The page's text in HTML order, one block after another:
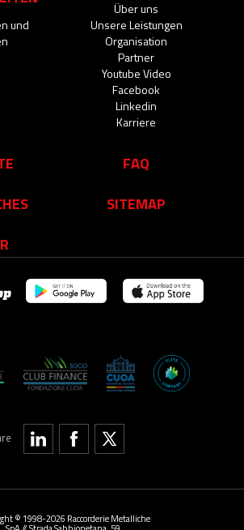
und
Über uns
Unsere Leistungen
Organisation
Partner
Youtube Video
Facebook
Linkedin
Karriere
FAQ
SITEMAP
© 1998-2026 Raccorderie Metalliche